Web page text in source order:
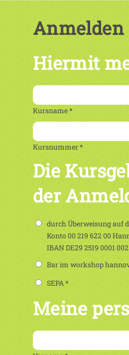
Anmelden
Hiermit
Kursname *
Kursnummer *
Die
der
durch Überweisung auf
Konto 00 219 622 00
IBAN DE29 2519 0001
Bar im workshop
SEPA *
Meine